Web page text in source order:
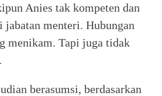
Anies tak kompeten dan
jabatan menteri. Hubungan
menikam. Tapi juga tidak
berasumsi, berdasarkan